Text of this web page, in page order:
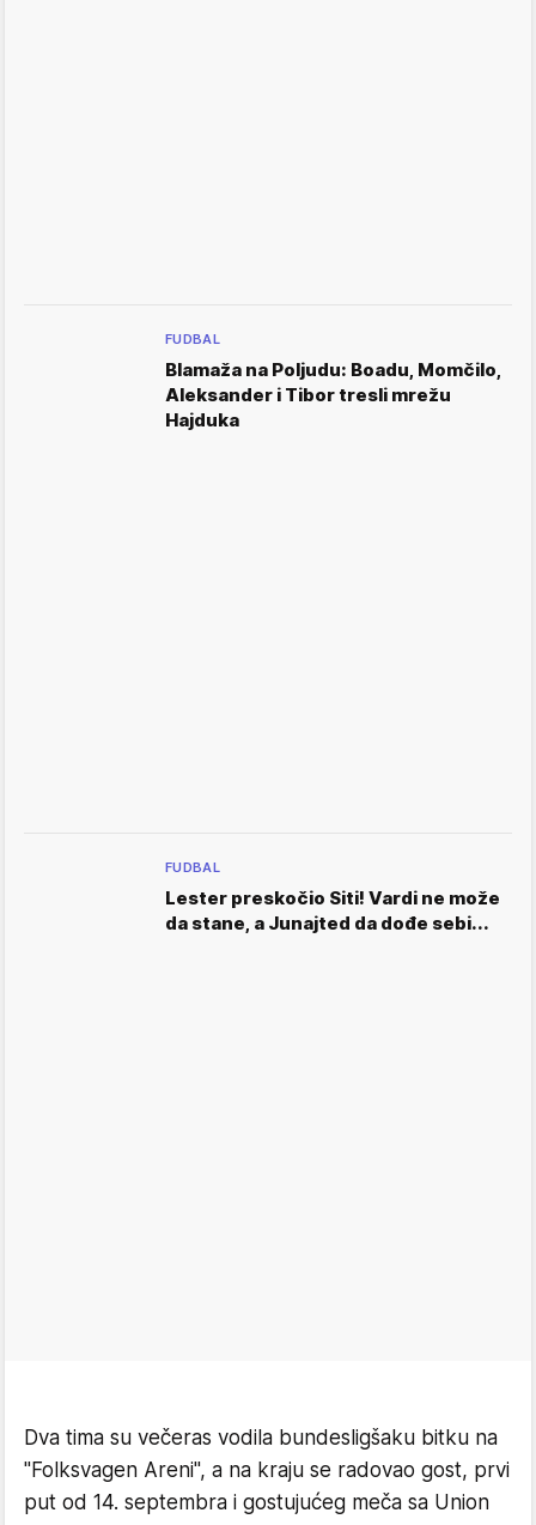
FUDBAL
Blamaža na Poljudu: Boadu, Momčilo,
Aleksander i Tibor tresli mrežu
Hajduka
FUDBAL
Lester preskočio Siti! Vardi ne može
da stane, a Junajted da dođe sebi...
Dva tima su večeras vodila bundesligšaku bitku na
''Folksvagen Areni'', a na kraju se radovao gost, prvi
put od 14. septembra i gostujućeg meča sa Union